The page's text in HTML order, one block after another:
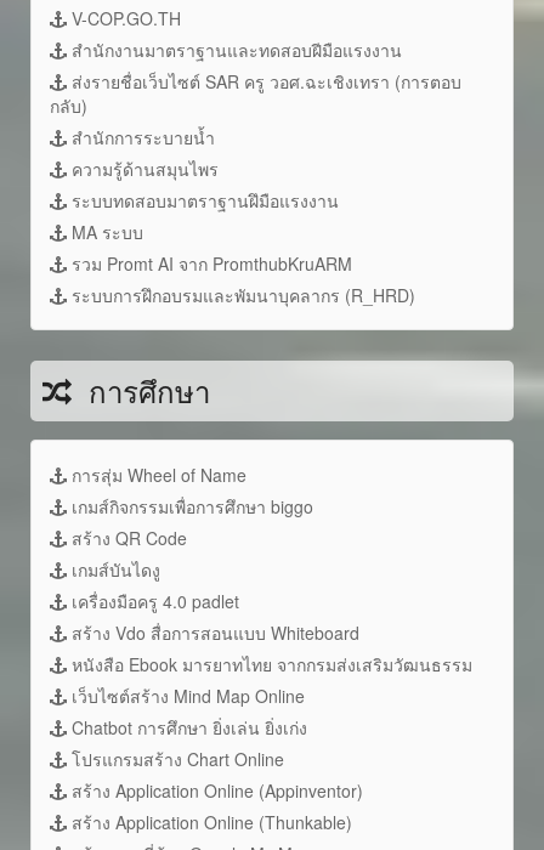
V-COP.GO.TH
สำนักงานมาตราฐานและทดสอบฝีมือแรงงาน
ส่งรายชื่อเว็บไซต์ SAR ครู วอศ.ฉะเชิงเทรา (การตอบ
กลับ)
สำนักการระบายน้ำ
ความรู้ด้านสมุนไพร
ระบบทดสอบมาตราฐานฝึมือแรงงาน
MA ระบบ
รวม Promt AI จาก PromthubKruARM
ระบบการฝึกอบรมและพัมนาบุคลากร (R_HRD)
การศึกษา
การสุ่ม Wheel of Name
เกมส์กิจกรรมเพื่อการศึกษา biggo
สร้าง QR Code
เกมส์บันไดงู
เครื่องมือครู 4.0 padlet
สร้าง Vdo สื่อการสอนแบบ Whiteboard
หนังสือ Ebook มารยาทไทย จากกรมส่งเสริมวัฒนธรรม
เว็บไซต์สร้าง Mind Map Online
Chatbot การศึกษา ยิ่งเล่น ยิ่งเก่ง
โปรแกรมสร้าง Chart Online
สร้าง Application Online (Appinventor)
สร้าง Application Online (Thunkable)